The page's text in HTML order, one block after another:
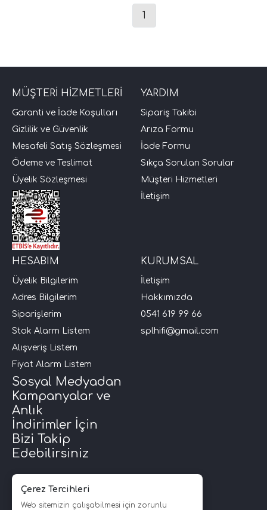
Modelleri
Setleri)
Arac Baslari)
Performans)
1
MÜŞTERİ HİZMETLERİ
Garanti ve İade Koşulları
Gizlilik ve Güvenlik
Mesafeli Satış Sözleşmesi
Ödeme ve Teslimat
Üyelik Sözleşmesi
YARDIM
Sipariş Takibi
Arıza Formu
İade Formu
Sıkça Sorulan Sorular
Müşteri Hizmetleri
İletişim
HESABIM
Üyelik Bilgilerim
Adres Bilgilerim
Siparişlerim
Stok Alarm Listem
Alışveriş Listem
Fiyat Alarm Listem
KURUMSAL
İletişim
Hakkımızda
0541 619 99 66
splhifi@gmail.com
Sosyal Medyadan
Kampanyalar ve
Anlık
İndirimler İçin
Bizi Takip
Edebilirsiniz
Çerez Tercihleri
Web sitemizin çalışabilmesi için zorunlu